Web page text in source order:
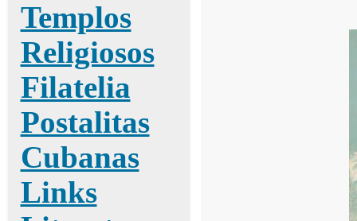
Templos
Religiosos
Filatelia
Postalitas
Cubanas
Links